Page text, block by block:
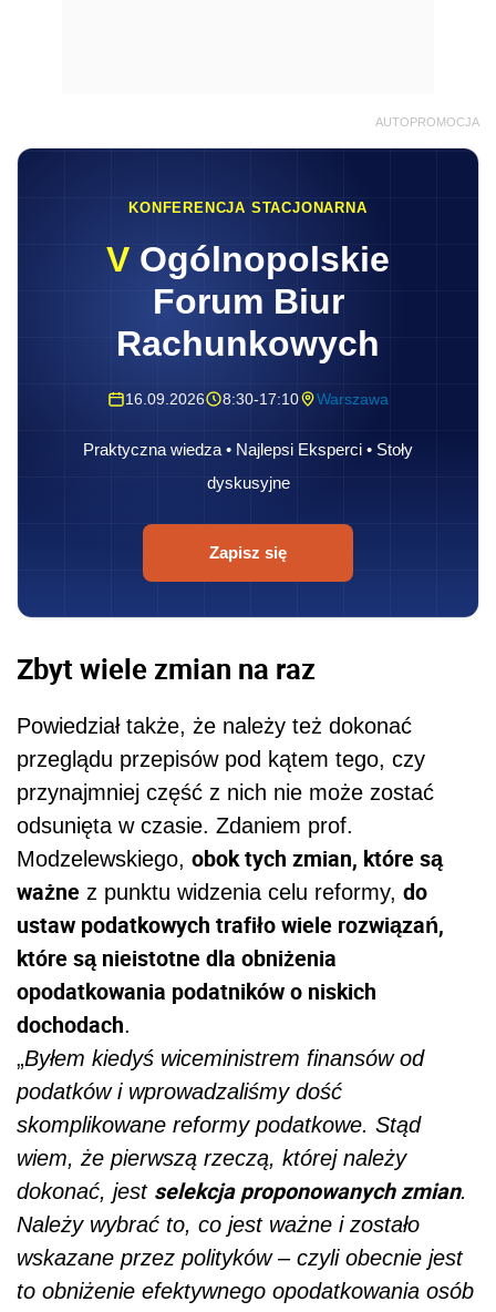
AUTOPROMOCJA
KONFERENCJA STACJONARNA
V Ogólnopolskie
Forum Biur
Rachunkowych
16.09.2026 8:30-17:10 Warszawa
Praktyczna wiedza • Najlepsi Eksperci • Stoły
dyskusyjne
Zapisz się
Zbyt wiele zmian na raz
Powiedział także, że należy też dokonać
przeglądu przepisów pod kątem tego, czy
przynajmniej część z nich nie może zostać
odsunięta w czasie. Zdaniem prof.
Modzelewskiego, obok tych zmian, które są
ważne z punktu widzenia celu reformy, do
ustaw podatkowych trafiło wiele rozwiązań,
które są nieistotne dla obniżenia
opodatkowania podatników o niskich
dochodach.
„Byłem kiedyś wiceministrem finansów od
podatków i wprowadzaliśmy dość
skomplikowane reformy podatkowe. Stąd
wiem, że pierwszą rzeczą, której należy
dokonać, jest selekcja proponowanych zmian.
Należy wybrać to, co jest ważne i zostało
wskazane przez polityków – czyli obecnie jest
to obniżenie efektywnego opodatkowania osób